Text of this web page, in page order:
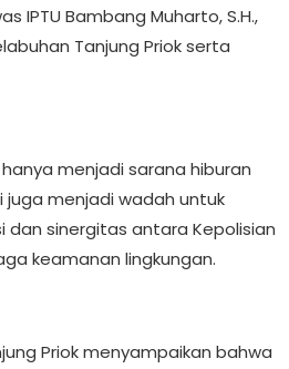
IPTU Bambang Muharto, S.H.,
Tanjung Priok serta
menjadi sarana hiburan
menjadi wadah untuk
dan sinergitas antara Kepolisian
keamanan lingkungan.
Priok menyampaikan bahwa